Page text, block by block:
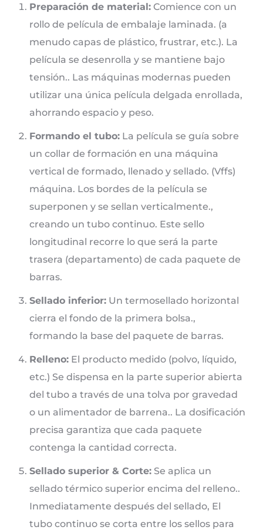
Preparación de material: Comience con un
rollo de película de embalaje laminada. (a
menudo capas de plástico, frustrar, etc.). La
película se desenrolla y se mantiene bajo
tensión.. Las máquinas modernas pueden
utilizar una única película delgada enrollada,
ahorrando espacio y peso.
Formando el tubo: La película se guía sobre
un collar de formación en una máquina
vertical de formado, llenado y sellado. (Vffs)
máquina. Los bordes de la película se
superponen y se sellan verticalmente.,
creando un tubo continuo. Este sello
longitudinal recorre lo que será la parte
trasera (departamento) de cada paquete de
barras.
Sellado inferior: Un termosellado horizontal
cierra el fondo de la primera bolsa.,
formando la base del paquete de barras.
Relleno: El producto medido (polvo, líquido,
etc.) Se dispensa en la parte superior abierta
del tubo a través de una tolva por gravedad
o un alimentador de barrena.. La dosificación
precisa garantiza que cada paquete
contenga la cantidad correcta.
Sellado superior & Corte: Se aplica un
sellado térmico superior encima del relleno..
Inmediatamente después del sellado, El
tubo continuo se corta entre los sellos para